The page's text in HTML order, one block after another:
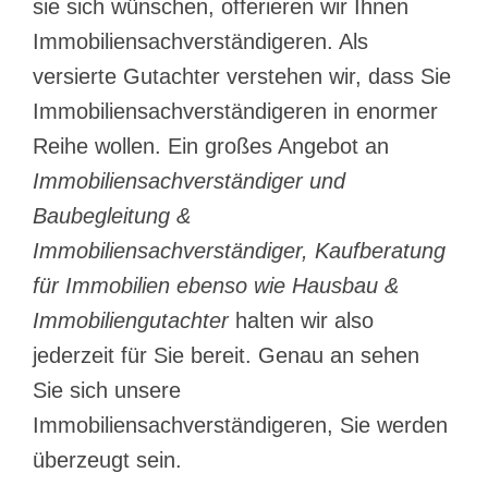
sie sich wünschen, offerieren wir Ihnen
Immobiliensachverständigeren. Als
versierte Gutachter verstehen wir, dass Sie
Immobiliensachverständigeren in enormer
Reihe wollen. Ein großes Angebot an
Immobiliensachverständiger und
Baubegleitung &
Immobiliensachverständiger, Kaufberatung
für Immobilien ebenso wie Hausbau &
Immobiliengutachterhalten wir also
jederzeit für Sie bereit. Genau an sehen
Sie sich unsere
Immobiliensachverständigeren, Sie werden
überzeugt sein.